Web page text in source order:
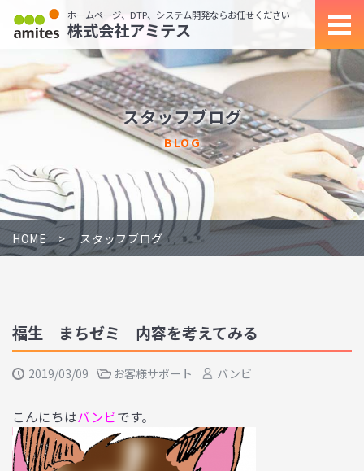
ホームページ、DTP、システム開発ならお任せください
株式会社アミテス
スタッフブログ
BLOG
HOME スタッフブログ
福生 まちゼミ 内容を考えてみる
2019/03/09 お客様サポート バンビ
こんにちはバンビです。